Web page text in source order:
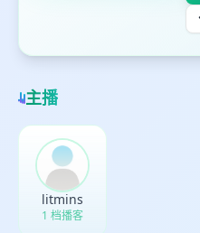
主播
litmins
1 档播客
最长200字